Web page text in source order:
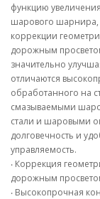
функцию
шарового шарнира,
коррекции
дорожным
значительно
отличаются
обработанного на
смазываемыми
стали и шаровыми
долговечность и
управляемость.
‧ Коррекция
дорожным
‧ Высокопрочная